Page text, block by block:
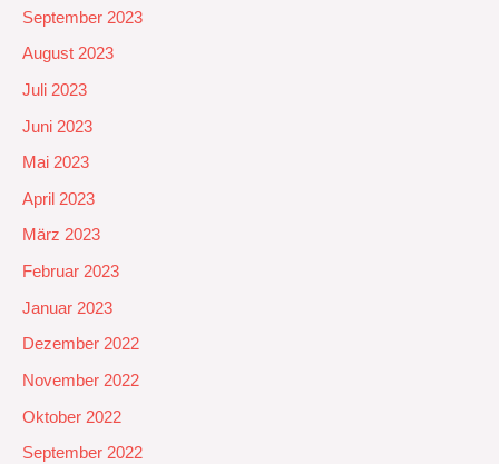
September 2023
August 2023
Juli 2023
Juni 2023
Mai 2023
April 2023
März 2023
Februar 2023
Januar 2023
Dezember 2022
November 2022
Oktober 2022
September 2022